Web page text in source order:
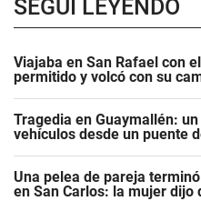
SEGUÍ LEYENDO
Viajaba en San Rafael con
permitido y volcó con su
Tragedia en Guaymallén:
vehículos desde un puente
Una pelea de pareja
en San Carlos: la mujer dijo